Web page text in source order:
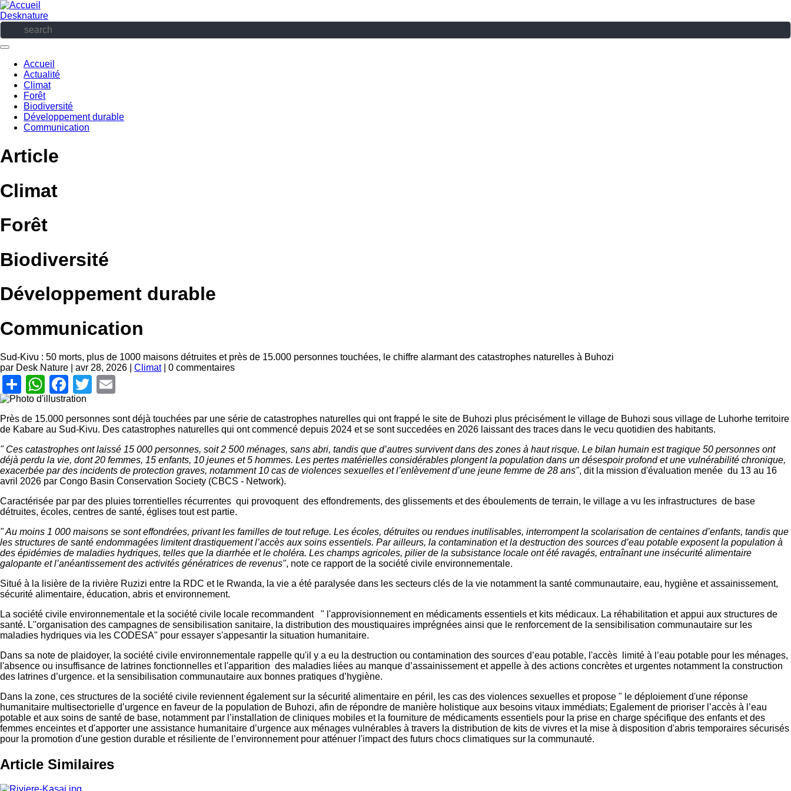
Aller
au
contenu
principal
Desknature
Navigation
principale
Accueil
Actualité
Climat
Forêt
Biodiversité
Développement durable
Communication
Article
Climat
Forêt
Biodiversité
Développement durable
Communication
Sud-Kivu : 50 morts, plus de 1000 maisons détruites et près de 15.000 personnes touchées, le chiffre alarmant des catastrophes naturelles à Buhozi
par Desk Nature | avr 28, 2026 Climat| 0 commentaires
ShareWhatsApp
Facebook
Twitter
Près de 15.000 personnes sont déjà touchées par une série de catastrophes naturelles qui ont frappé le site de Buhozi plus précisément le village de Buhozi sous village de Luhorhe territoire
de Kabare au Sud-Kivu. Des catastrophes naturelles qui ont commencé depuis 2024 et se sont succedées en 2026 laissant des traces dans le vecu quotidien des habitants.
" Ces catastrophes ont laissé 15 000 personnes, soit 2 500 ménages, sans abri, tandis que d’autres survivent dans des zones à haut risque. Le bilan humain est tragique 50 personnes ont
déjà perdu la vie, dont 20 femmes, 15 enfants, 10 jeunes et 5 hommes. Les pertes matérielles considérables plongent la population dans un désespoir profond et une vulnérabilité chronique,
exacerbée par des incidents de protection graves, notamment 10 cas de violences sexuelles et l’enlèvement d’une jeune femme de 28 ans", dit la mission d'évaluation menée du 13 au 16
avril 2026 par Congo Basin Conservation Society (CBCS - Network).
Caractérisée par par des pluies torrentielles récurrentes qui provoquent des effondrements, des glissements et des éboulements de terrain, le village a vu les infrastructures de base
détruites, écoles, centres de santé, églises tout est partie.
" Au moins 1 000 maisons se sont effondrées, privant les familles de tout refuge. Les écoles, détruites ou rendues inutilisables, interrompent la scolarisation de centaines d’enfants, tandis que
les structures de santé endommagées limitent drastiquement l’accès aux soins essentiels. Par ailleurs, la contamination et la destruction des sources d’eau potable exposent la population à
des épidémies de maladies hydriques, telles que la diarrhée et le choléra. Les champs agricoles, pilier de la subsistance locale ont été ravagés, entraînant une insécurité alimentaire
galopante et l’anéantissement des activités génératrices de revenus", note ce rapport de la société civile environnementale.
Situé à la lisière de la rivière Ruzizi entre la RDC et le Rwanda, la vie a été paralysée dans les secteurs clés de la vie notamment la santé communautaire, eau, hygiène et assainissement,
sécurité alimentaire, éducation, abris et environnement.
La société civile environnementale et la société civile locale recommandent " l'approvisionnement en médicaments essentiels et kits médicaux. La réhabilitation et appui aux structures de
santé. L''organisation des campagnes de sensibilisation sanitaire, la distribution des moustiquaires imprégnées ainsi que le renforcement de la sensibilisation communautaire sur les
maladies hydriques via les CODESA" pour essayer s'appesantir la situation humanitaire.
Dans sa note de plaidoyer, la société civile environnementale rappelle qu'il y a eu la destruction ou contamination des sources d’eau potable, l'accès limité à l’eau potable pour les ménages,
l'absence ou insuffisance de latrines fonctionnelles et l'apparition des maladies liées au manque d’assainissement et appelle à des actions concrètes et urgentes notamment la construction
des latrines d’urgence. et la sensibilisation communautaire aux bonnes pratiques d’hygiène.
Dans la zone, ces structures de la société civile reviennent également sur la sécurité alimentaire en péril, les cas des violences sexuelles et propose " le déploiement d'une réponse
humanitaire multisectorielle d’urgence en faveur de la population de Buhozi, afin de répondre de manière holistique aux besoins vitaux immédiats; Egalement de prioriser l’accès à l’eau
potable et aux soins de santé de base, notamment par l’installation de cliniques mobiles et la fourniture de médicaments essentiels pour la prise en charge spécifique des enfants et des
femmes enceintes et d'apporter une assistance humanitaire d’urgence aux ménages vulnérables à travers la distribution de kits de vivres et la mise à disposition d'abris temporaires sécurisés
pour la promotion d'une gestion durable et résiliente de l’environnement pour atténuer l'impact des futurs chocs climatiques sur la communauté.
Article Similaires